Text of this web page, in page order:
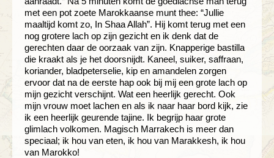
met een pot zoete Marokkaanse munt thee: “Jullie
maaltijd komt zo, In Shaa Allah”. Hij komt terug met een
nog grotere lach op zijn gezicht en ik denk dat de
gerechten daar de oorzaak van zijn. Knapperige bastilla
die kraakt als je het doorsnijdt. Kaneel, suiker, saffraan,
koriander, bladpeterselie, kip en amandelen zorgen
ervoor dat na de eerste hap ook bij mij een grote lach op
mijn gezicht verschijnt. Wat een heerlijk gerecht. Ook
mijn vrouw moet lachen en als ik naar haar bord kijk, zie
ik een heerlijk geurende tajine. Ik begrijp haar grote
glimlach volkomen. Magisch Marrakech is meer dan
speciaal; ik hou van eten, ik hou van Marakkesh, ik hou
van Marokko!